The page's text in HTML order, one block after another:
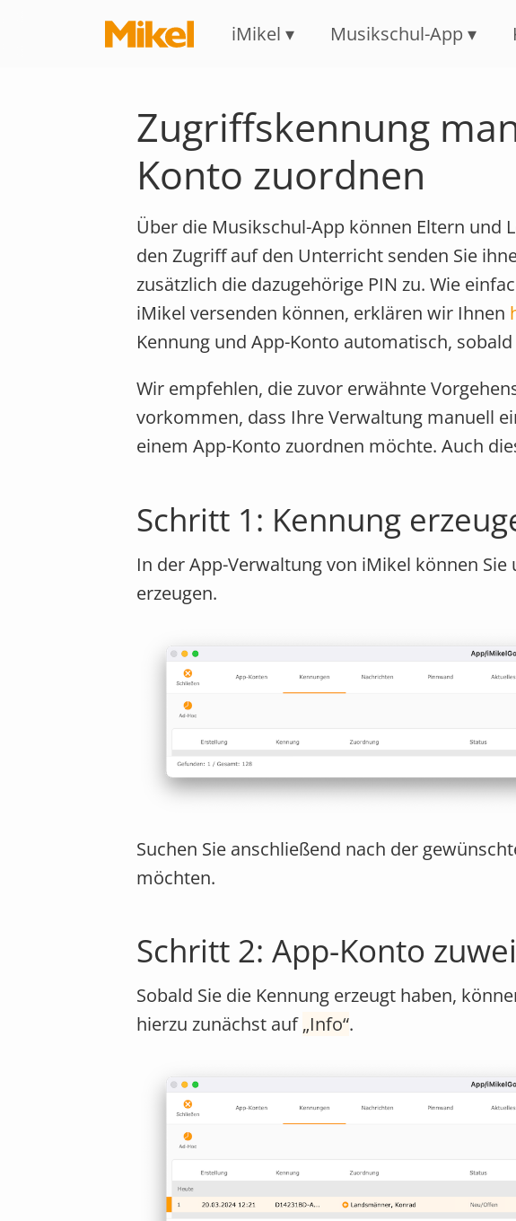
iMikel Musikschul-App
Zugriffskennung
Konto zuordnen
Über die Musikschul-App können Eltern und
den Zugriff auf den Unterricht senden Sie
zusätzlich die dazugehörige PIN zu. Wie
iMikel versenden können, erklären wir Ihnen
Kennung und App-Konto automatisch,
Wir empfehlen, die zuvor erwähnte
vorkommen, dass Ihre Verwaltung manuell
einem App-Konto zuordnen möchte. Auch
Schritt 1: Kennung
In der App-Verwaltung von iMikel können Sie
erzeugen.
Suchen Sie anschließend nach der
möchten.
Schritt 2: App-Konto
Sobald Sie die Kennung erzeugt haben,
hierzu zunächst auf Info .